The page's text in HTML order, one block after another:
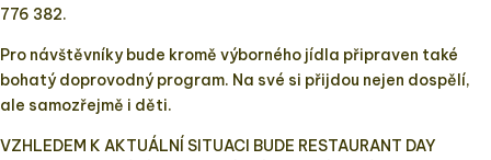
776 382.
Pro návštěvníky bude kromě výborného jídla připraven také
bohatý doprovodný program. Na své si přijdou nejen dospělí,
ale samozřejmě i děti.
VZHLEDEM K AKTUÁLNÍ SITUACI BUDE RESTAURANT DAY